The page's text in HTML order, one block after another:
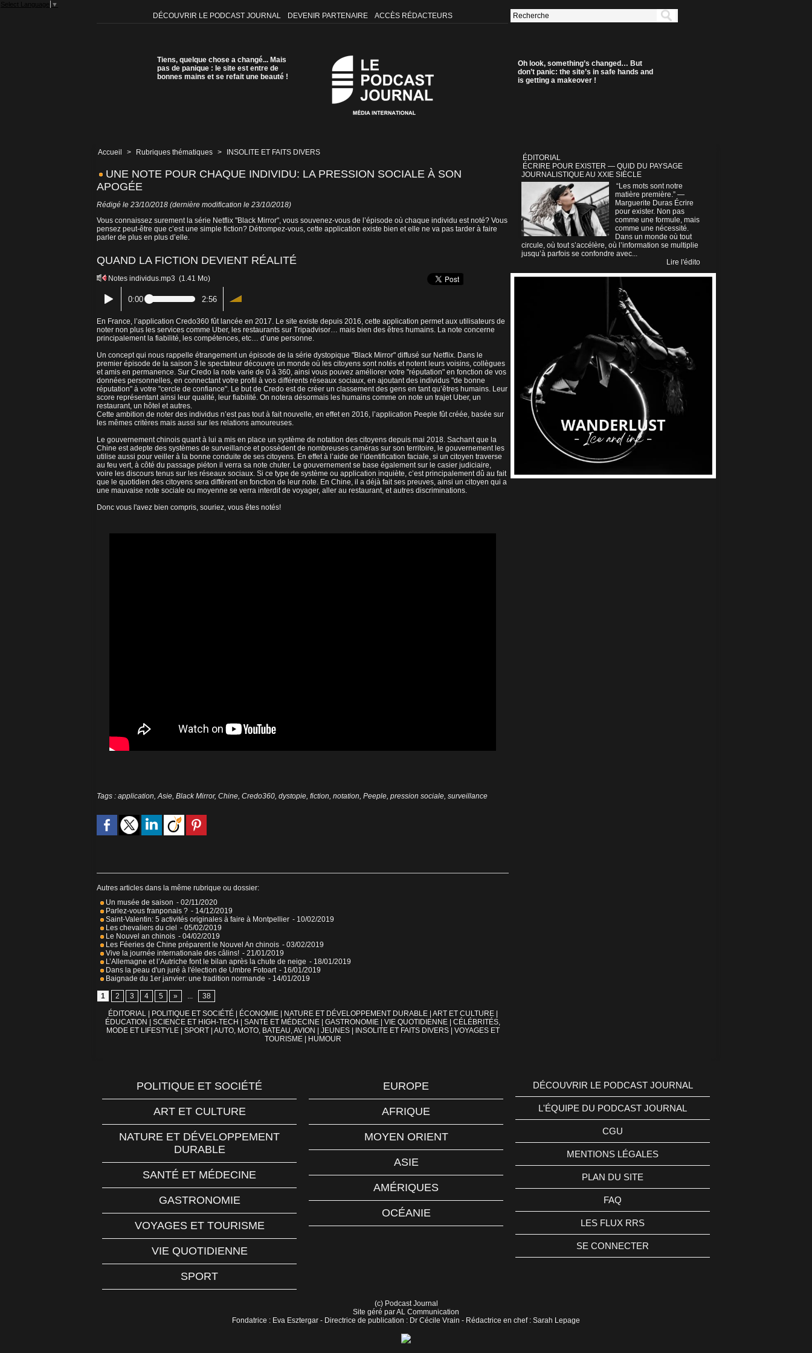
Select Language ▼
DÉCOUVRIR LE PODCAST JOURNAL DEVENIR PARTENAIRE ACCÈS RÉDACTEURS
Tiens, quelque chose a changé... Mais
pas de panique : le site est entre de
bonnes mains et se refait une beauté !
Oh look, something’s changed… But
don’t panic: the site’s in safe hands and
is getting a makeover !
Accueil > Rubriques thématiques > INSOLITE ET FAITS DIVERS
UNE NOTE POUR CHAQUE INDIVIDU: LA PRESSION SOCIALE À SON
APOGÉE
Rédigé le 23/10/2018 (dernière modification le 23/10/2018)
Vous connaissez surement la série Netflix "Black Mirror", vous souvenez-vous de l’épisode où chaque individu est noté? Vous
pensez peut-être que c’est une simple fiction? Détrompez-vous, cette application existe bien et elle ne va pas tarder à faire
parler de plus en plus d’elle.
QUAND LA FICTION DEVIENT RÉALITÉ
Notes individus.mp3 (1.41 Mo)
0:00 2:56
En France, l’application Credo360 fût lancée en 2017. Le site existe depuis 2016, cette application permet aux utilisateurs de
noter non plus les services comme Uber, les restaurants sur Tripadvisor… mais bien des êtres humains. La note concerne
principalement la fiabilité, les compétences, etc… d’une personne.
Un concept qui nous rappelle étrangement un épisode de la série dystopique "Black Mirror" diffusé sur Netflix. Dans le
premier épisode de la saison 3 le spectateur découvre un monde où les citoyens sont notés et notent leurs voisins, collègues
et amis en permanence. Sur Credo la note varie de 0 à 360, ainsi vous pouvez améliorer votre "réputation" en fonction de vos
données personnelles, en connectant votre profil à vos différents réseaux sociaux, en ajoutant des individus "de bonne
réputation" à votre "cercle de confiance". Le but de Credo est de créer un classement des gens en tant qu’êtres humains. Leur
score représentant ainsi leur qualité, leur fiabilité. On notera désormais les humains comme on note un trajet Uber, un
restaurant, un hôtel et autres.
Cette ambition de noter des individus n’est pas tout à fait nouvelle, en effet en 2016, l’application Peeple fût créée, basée sur
les mêmes critères mais aussi sur les relations amoureuses.
Le gouvernement chinois quant à lui a mis en place un système de notation des citoyens depuis mai 2018. Sachant que la
Chine est adepte des systèmes de surveillance et possèdent de nombreuses caméras sur son territoire, le gouvernement les
utilise aussi pour veiller à la bonne conduite de ses citoyens. En effet à l’aide de l’identification faciale, si un citoyen traverse
au feu vert, à côté du passage piéton il verra sa note chuter. Le gouvernement se base également sur le casier judiciaire,
voire les discours tenus sur les réseaux sociaux. Si ce type de système ou application inquiète, c’est principalement dû au fait
que le quotidien des citoyens sera différent en fonction de leur note. En Chine, il a déjà fait ses preuves, ainsi un citoyen qui a
une mauvaise note sociale ou moyenne se verra interdit de voyager, aller au restaurant, et autres discriminations.
Donc vous l'avez bien compris, souriez, vous êtes notés!
Tags : application,Asie, Black Mirror, Chine, Credo360, dystopie, fiction, notation, Peeple, pression sociale, surveillance
Autres articles dans la même rubrique ou dossier:
Un musée de saison - 02/11/2020
Parlez-vous franponais ? - 14/12/2019
Saint-Valentin: 5 activités originales à faire à Montpellier - 10/02/2019
Les chevaliers du ciel
- 05/02/2019
Le Nouvel an chinois - 04/02/2019
Les Féeries de Chine préparent le Nouvel An chinois - 03/02/2019
Vive la journée internationale des câlins! - 21/01/2019
L’Allemagne et l’Autriche font le bilan après la chute de neige - 18/01/2019
Dans la peau d'un juré à l'élection de Umbre Fotoart - 16/01/2019
Baignade du 1er janvier: une tradition normande - 14/01/2019
1 2 3 4 5 » ... 38
ÉDITORIAL POLITIQUE ET SOCIÉTÉ ÉCONOMIE NATURE ET DÉVELOPPEMENT DURABLE ART ET CULTURE
ÉDUCATION
SCIENCE ET HIGH-TECH SANTÉ ET MÉDECINE GASTRONOMIE VIE QUOTIDIENNE
CÉLÉBRITÉS,
MODE ET LIFESTYLE
SPORT AUTO, MOTO, BATEAU, AVION JEUNES INSOLITE ET FAITS DIVERS
VOYAGES ET
TOURISME
HUMOUR
ÉDITORIAL
ÉCRIRE POUR EXISTER — QUID DU PAYSAGE
JOURNALISTIQUE AU XXIE SIÈCLE
“Les mots sont notre
matière première.” —
Marguerite Duras Écrire
pour exister. Non pas
comme une formule, mais
comme une nécessité.
Dans un monde où tout
circule, où tout s’accélère, où l’information se multiplie
jusqu’à parfois se confondre avec...
Lire l'édito
POLITIQUE ET SOCIÉTÉ
ART ET CULTURE
NATURE ET DÉVELOPPEMENT
DURABLE
SANTÉ ET MÉDECINE
GASTRONOMIE
VOYAGES ET TOURISME
VIE QUOTIDIENNE
SPORT
EUROPE
AFRIQUE
MOYEN ORIENT
ASIE
AMÉRIQUES
OCÉANIE
DÉCOUVRIR LE PODCAST JOURNAL
L'ÉQUIPE DU PODCAST JOURNAL
CGU
MENTIONS LÉGALES
PLAN DU SITE
FAQ
LES FLUX RRS
SE CONNECTER
(c) Podcast Journal
Site géré par AL Communication
Fondatrice : Eva Esztergar - Directrice de publication : Dr Cécile Vrain - Rédactrice en chef : Sarah Lepage